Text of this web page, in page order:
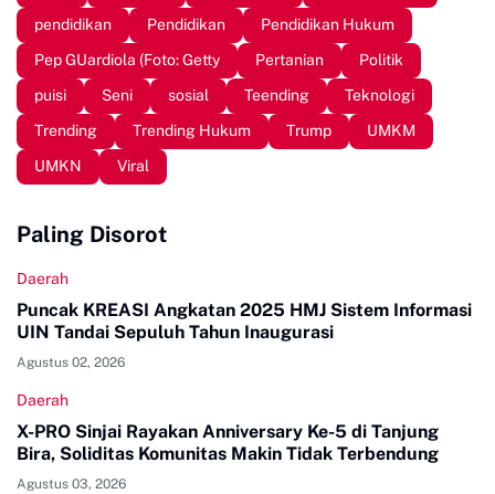
pendidikan
Pendidikan
Pendidikan Hukum
Pep GUardiola (Foto: Getty
Pertanian
Politik
puisi
Seni sosial Teending
Teknologi
Trending
Trending Hukum Trump
UMKM
UMKN
Viral
Paling Disorot
Daerah
Puncak KREASI Angkatan 2025 HMJ Sistem Informasi
UIN Tandai Sepuluh Tahun Inaugurasi
Agustus 02, 2026
Daerah
X-PRO Sinjai Rayakan Anniversary Ke-5 di Tanjung
Bira, Soliditas Komunitas Makin Tidak Terbendung
Agustus 03, 2026